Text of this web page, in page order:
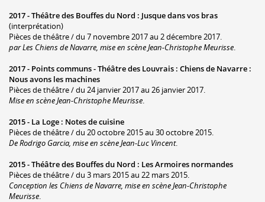
2017 -Théâtre des Bouffes du Nord : Jusque dans vos bras
(interprétation)
Pièces de théâtre / du 7 novembre 2017 au 2 décembre 2017.
par Les Chiens de Navarre, mise en scène Jean-Christophe Meurisse.
2017 - Points communs - Théâtre des Louvrais : Chiens de Navarre :
Nous avons les machines
Pièces de théâtre / du 24 janvier 2017 au 26 janvier 2017.
Mise en scène Jean-Christophe Meurisse.
2015 - La Loge : Notes de cuisine
Pièces de théâtre / du 20 octobre 2015 au 30 octobre 2015.
De Rodrigo Garcia, mise en scène Jean-Luc Vincent.
2015 -Théâtre des Bouffes du Nord : Les Armoires normandes
Pièces de théâtre / du 3 mars 2015 au 22 mars 2015.
Conception les Chiens de Navarre, mise en scène Jean-Christophe
Meurisse.